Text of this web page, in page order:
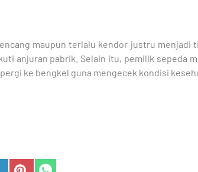
maupun terlalu kendor justru menjadi
anjuran pabrik. Selain itu, pemilik sepeda
ke bengkel guna mengecek kondisi